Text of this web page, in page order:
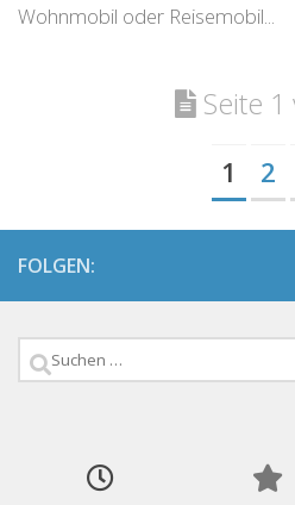
Wohnmobil oder Reisemobil...
Seite
1 2
FOLGEN:
Suchen